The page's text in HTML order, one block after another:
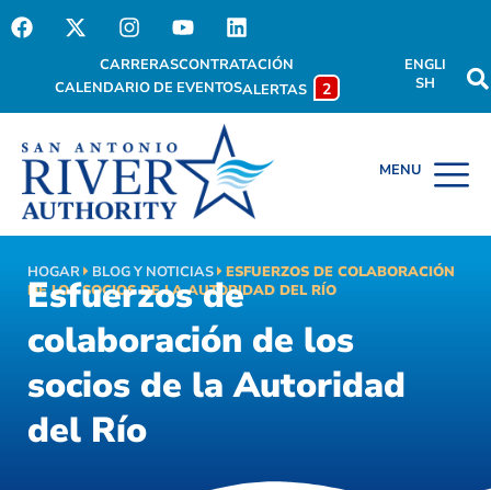
CARRERASCONTRATACIÓN
CALENDARIO DE EVENTOSALERTAS 2
ENGLI
SH
HOGAR BLOG Y NOTICIAS
ESFUERZOS DE COLABORACIÓN
DE LOS SOCIOS DE LA AUTORIDAD DEL RÍO
Esfuerzos de
colaboración de los
socios de la Autoridad
del Río